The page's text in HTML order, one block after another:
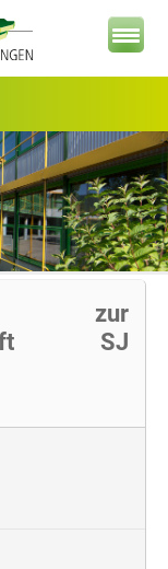
zur
SJ